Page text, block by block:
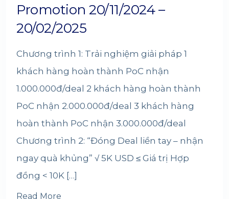
Promotion 20/11/2024 –
20/02/2025
Chương trình 1: Trải nghiệm giải pháp 1
khách hàng hoàn thành PoC nhận
1.000.000đ/deal 2 khách hàng hoàn thành
PoC nhận 2.000.000đ/deal 3 khách hàng
hoàn thành PoC nhận 3.000.000đ/deal
Chương trình 2: “Đóng Deal liền tay – nhận
ngay quà khủng” √ 5K USD ≤ Giá trị Hợp
đồng < 10K […]
Read More